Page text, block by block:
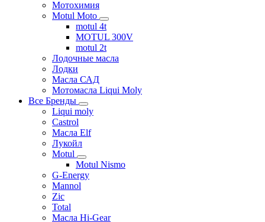
Мотохимия
Motul Moto
motul 4t
MOTUL 300V
motul 2t
Лодочные масла
Лодки
Масла САД
Мотомасла Liqui Moly
Все Бренды
Liqui moly
Castrol
Масла Elf
Лукойл
Motul
Motul Nismo
G-Energy
Mannol
Zic
Total
Масла Hi-Gear